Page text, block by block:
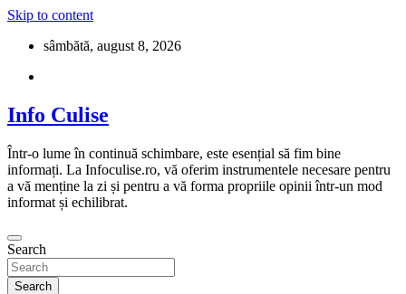
Skip to content
sâmbătă, august 8, 2026
Info Culise
Într-o lume în continuă schimbare, este esențial să fim bine
informați. La Infoculise.ro, vă oferim instrumentele necesare pentru
a vă menține la zi și pentru a vă forma propriile opinii într-un mod
informat și echilibrat.
Search
Search